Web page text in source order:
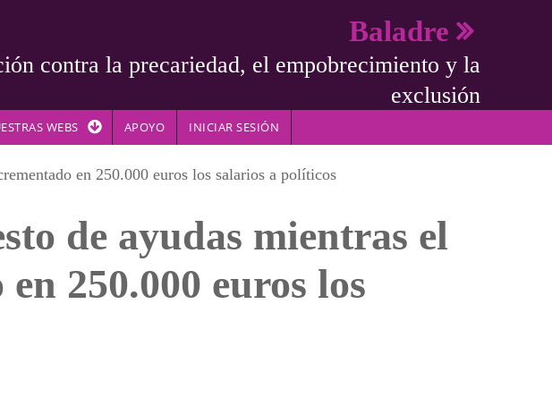
Baladre
contra la precariedad, el empobrecimiento y la
exclusión
WEBS APOYO INICIAR SESIÓN
en 250.000 euros los salarios a políticos
de ayudas mientras el
250.000 euros los